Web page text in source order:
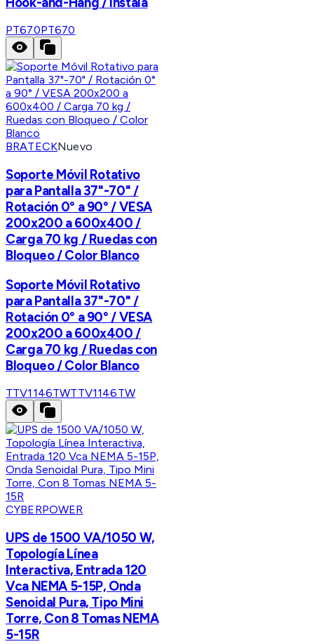
PT670PT670
BRATECKNuevo
Soporte Móvil Rotativo
para Pantalla 37"-70" /
Rotación 0° a 90° / VESA
200x200 a 600x400 /
Carga 70 kg / Ruedas con
Bloqueo / Color Blanco
Soporte Móvil Rotativo
para Pantalla 37"-70" /
Rotación 0° a 90° / VESA
200x200 a 600x400 /
Carga 70 kg / Ruedas con
Bloqueo / Color Blanco
TTV1146TWTTV1146TW
CYBERPOWER
UPS de 1500 VA/1050 W,
Topología Línea
Interactiva, Entrada 120
Vca NEMA 5-15P, Onda
Senoidal Pura, Tipo Mini
Torre, Con 8 Tomas NEMA
5-15R